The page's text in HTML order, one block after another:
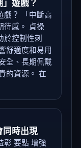
遊戲？
戲？ 「中斷高
待感。 貞操
於控制性刺
舒適度和易用
全、長期佩戴
的資源。 在
同時出現
彰 要點 增強